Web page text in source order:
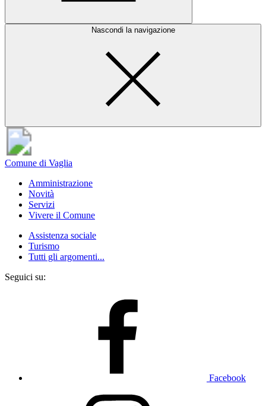
Nascondi la navigazione
Comune di Vaglia
Amministrazione
Novità
Servizi
Vivere il Comune
Assistenza sociale
Turismo
Tutti gli argomenti...
Seguici su:
Facebook